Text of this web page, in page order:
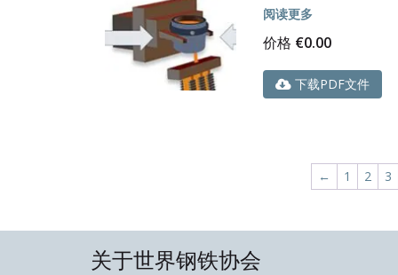
阅读更多
价格 €0.00
下载PDF文件
← 1 2 3
关于世界钢铁协会